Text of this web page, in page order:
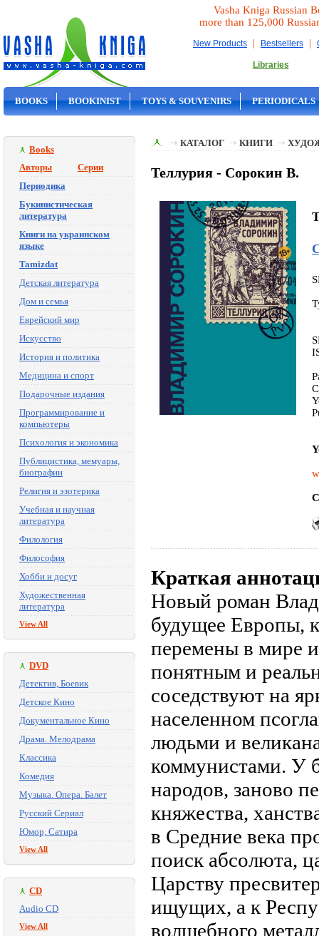
Vasha Kniga Russian
more than 125,000
New Products | Bestsellers |
Libraries
BOOKS BOOKINIST TOYS & SOUVENIRS PERIODICALS
Books
Авторы
Серии
Периодика
Букинистическая
литература
Книги на украинском
языке
Tamizdat
Детская литература
Дом и семья
Еврейский мир
Искусство
История и политика
Медицина и спорт
Подарочные издания
Программирование и
компьютеры
Психология и экономика
Публицистика, мемуары,
биографии
Религия и эзотерика
Учебная и научная
литература
Филология
Философия
Хобби и досуг
Художественная
литература
View All
DVD
Детектив, Боевик
Детское Кино
Документальное Кино
Драма. Мелодрама
Классика
Комедия
Музыка. Опера. Балет
Русский Сериал
Юмор, Сатира
View All
CD
Audio CD
View All
КАТАЛОГ КНИГИ
Теллурия - Сорокин В.
Краткая
Новый роман
будущее Европы,
перемены в мире и
понятным и
соседствуют на
населенном
людьми и
коммунистами. У
народов, заново
княжества,
в Средние века
поиск абсолюта,
Царству
ищущих, а к
волшебного